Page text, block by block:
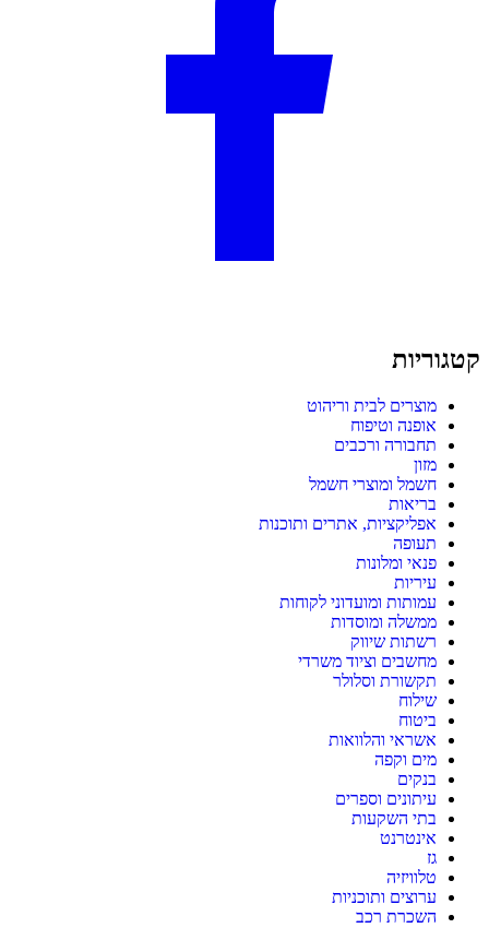
קטגוריות
מוצרים לבית וריהוט
אופנה וטיפוח
תחבורה ורכבים
מזון
חשמל ומוצרי חשמל
בריאות
אפליקציות, אתרים ותוכנות
תעופה
פנאי ומלונות
עיריות
עמותות ומועדוני לקוחות
ממשלה ומוסדות
רשתות שיווק
מחשבים וציוד משרדי
תקשורת וסלולר
שילוח
ביטוח
אשראי והלוואות
מים וקפה
בנקים
עיתונים וספרים
בתי השקעות
אינטרנט
גז
טלוויזיה
ערוצים ותוכניות
השכרת רכב